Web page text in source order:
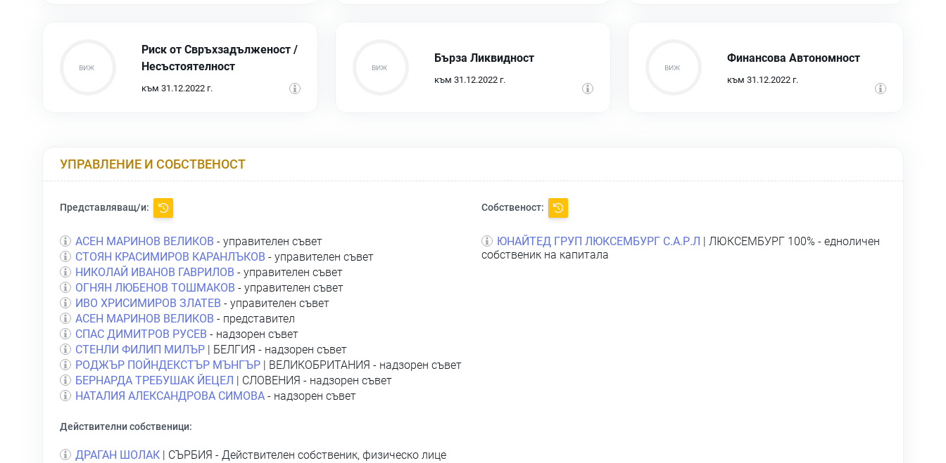
Риск от Свръхзадълженост /
Несъстоятелност
към 31.12.2022 г.
Бърза Ликвидност
към 31.12.2022 г.
Финансова Автономност
към 31.12.2022 г.
УПРАВЛЕНИЕ И СОБСТВЕНОСТ
Представляващ/и:
АСЕН МАРИНОВ ВЕЛИКОВ - управителен съвет
СТОЯН КРАСИМИРОВ КАРАНЛЪКОВ - управителен съвет
НИКОЛАЙ ИВАНОВ ГАВРИЛОВ - управителен съвет
ОГНЯН ЛЮБЕНОВ ТОШМАКОВ - управителен съвет
ИВО ХРИСИМИРОВ ЗЛАТЕВ - управителен съвет
АСЕН МАРИНОВ ВЕЛИКОВ - представител
СПАС ДИМИТРОВ РУСЕВ - надзорен съвет
СТЕНЛИ ФИЛИП МИЛЪР | БЕЛГИЯ - надзорен съвет
РОДЖЪР ПОЙНДЕКСТЪР МЪНГЪР | ВЕЛИКОБРИТАНИЯ - надзорен съвет
БЕРНАРДА ТРЕБУШАК ЙЕЦЕЛ | СЛОВЕНИЯ - надзорен съвет
НАТАЛИЯ АЛЕКСАНДРОВА СИМОВА - надзорен съвет
Собственост:
ЮНАЙТЕД ГРУП ЛЮКСЕМБУРГ С.А.Р.Л | ЛЮКСЕМБУРГ 100% - едноличен
собственик на капитала
Действителни собственици:
ДРАГАН ШОЛАК | СЪРБИЯ - Действителен собственик, физическо лице